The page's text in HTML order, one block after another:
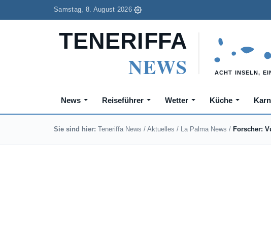
Samstag, 8. August 2026
News Reiseführer Wetter Küche
Sie sind hier: Teneriffa News / Aktuelles / La Palma News / Forscher: